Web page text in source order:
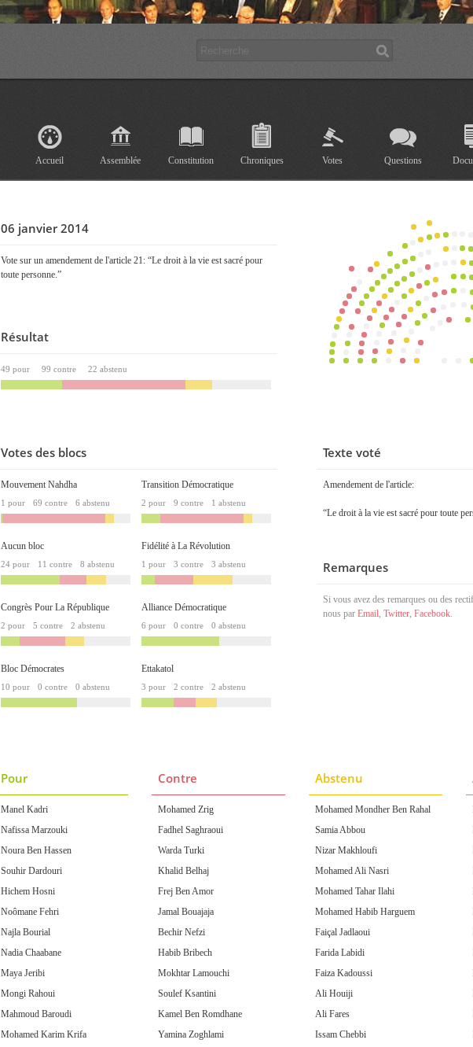
Accueil Assemblée Constitution Chroniques Votes Questions
06 janvier 2014
Vote sur un amendement de l'article 21: “Le droit à la vie est sacré pour
toute personne.”
Résultat
49 pour 99 contre 22 abstenu
Votes des blocs
Mouvement Nahdha
1 pour 69 contre 6 abstenu
Transition Démocratique
2 pour 9 contre 1 abstenu
Aucun bloc
24 pour 11 contre 8 abstenu
Fidélité à La Révolution
1 pour 3 contre 3 abstenu
Congrès Pour La République
2 pour 5 contre 2 abstenu
Alliance Démocratique
6 pour 0 contre 0 abstenu
Bloc Démocrates
10 pour 0 contre 0 abstenu
Ettakatol
3 pour 2 contre 2 abstenu
Texte voté
Amendement de l'article:
“Le droit à la vie est sacré pour toute
Remarques
Si vous avez des remarques ou des
nous par Email, Twitter, Facebook.
Pour
Manel Kadri
Nafissa Marzouki
Noura Ben Hassen
Souhir Dardouri
Hichem Hosni
Noômane Fehri
Najla Bourial
Nadia Chaabane
Maya Jeribi
Mongi Rahoui
Mahmoud Baroudi
Mohamed Karim Krifa
Contre
Mohamed Zrig
Fadhel Saghraoui
Warda Turki
Khalid Belhaj
Frej Ben Amor
Jamal Bouajaja
Bechir Nefzi
Habib Bribech
Mokhtar Lamouchi
Soulef Ksantini
Kamel Ben Romdhane
Yamina Zoghlami
Abstenu
Mohamed Mondher Ben Rahal
Samia Abbou
Nizar Makhloufi
Mohamed Ali Nasri
Mohamed Tahar Ilahi
Mohamed Habib Harguem
Faiçal Jadlaoui
Farida Labidi
Faiza Kadoussi
Ali Houiji
Ali Fares
Issam Chebbi